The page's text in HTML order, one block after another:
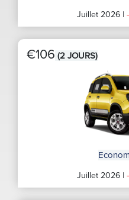
Juillet 2026 |
€106 (2 JOURS)
Juillet 2026 |